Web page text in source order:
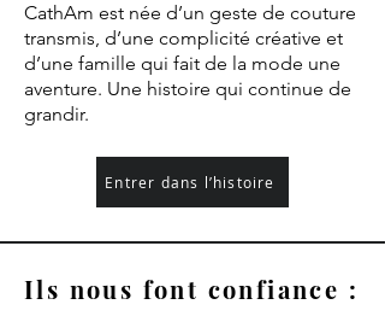
CathAm est née d’un geste de couture
transmis, d’une complicité créative et
d’une famille qui fait de la mode une
aventure. Une histoire qui continue de
grandir.
Entrer dans l’histoire
Ils nous font confiance :